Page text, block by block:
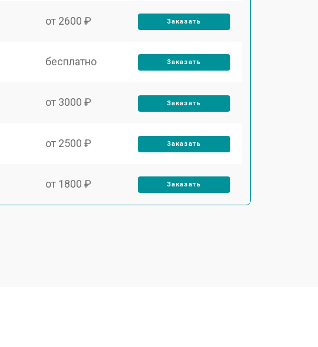
от 2600 ₽ Заказать
бесплатно Заказать
от 3000 ₽ Заказать
от 2500 ₽ Заказать
от 1800 ₽ Заказать